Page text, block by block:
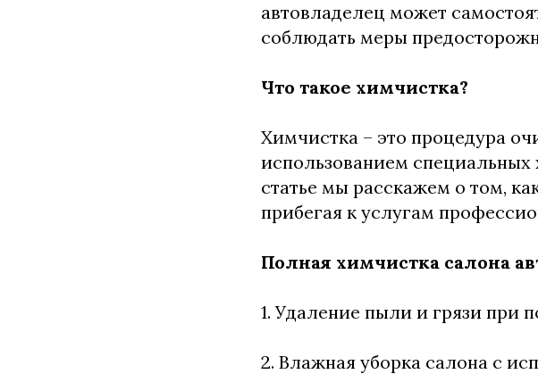
автовладелец может
соблюдать меры
Что такое химчистка?
Химчистка – это процедура
использованием специальных
статье мы расскажем о том,
прибегая к услугам
Полная химчистка салона
1. Удаление пыли и грязи при
2. Влажная уборка салона с